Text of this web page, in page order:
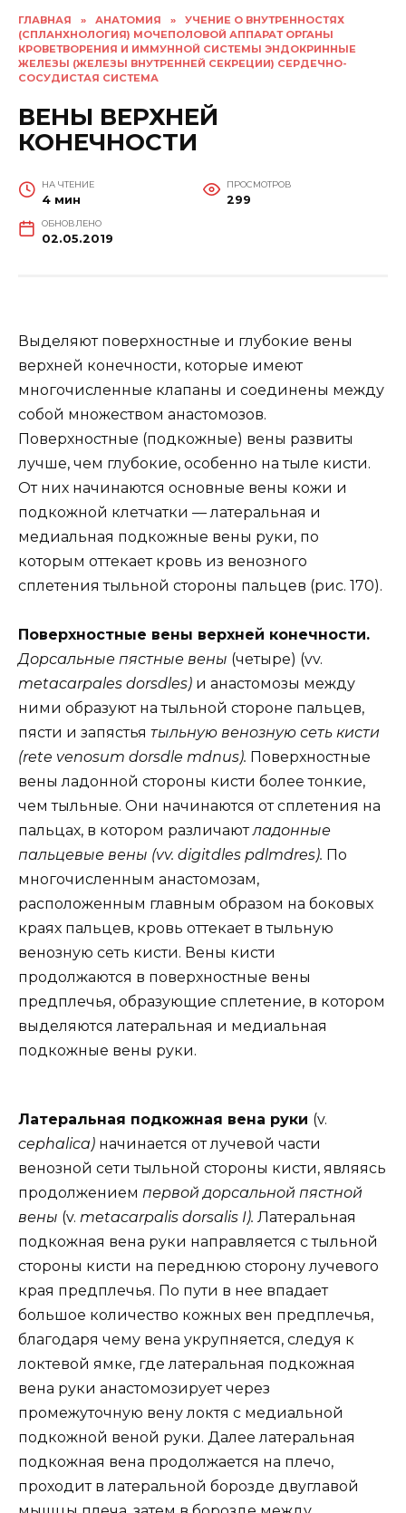
ГЛАВНАЯ » АНАТОМИЯ »
УЧЕНИЕ О ВНУТРЕННОСТЯХ
(СПЛАНХНОЛОГИЯ) МОЧЕПОЛОВОЙ АППАРАТ ОРГАНЫ
КРОВЕТВОРЕНИЯ И ИММУННОЙ СИСТЕМЫ ЭНДОКРИННЫЕ
ЖЕЛЕЗЫ (ЖЕЛЕЗЫ ВНУТРЕННЕЙ СЕКРЕЦИИ) СЕРДЕЧНО-
СОСУДИСТАЯ СИСТЕМА
ВЕНЫ ВЕРХНЕЙ
КОНЕЧНОСТИ
НА ЧТЕНИЕ
4 мин
ПРОСМОТРОВ
299
ОБНОВЛЕНО
02.05.2019
Выделяют поверхностные и глубокие вены
верхней конечности, которые имеют
многочисленные клапаны и соединены между
собой множеством анастомозов.
Поверхностные (подкожные) вены развиты
лучше, чем глубокие, особенно на тыле кисти.
От них начинаются основные вены кожи и
подкожной клетчатки — латеральная и
медиальная подкожные вены руки, по
которым оттекает кровь из венозного
сплетения тыльной стороны пальцев (рис. 170).
Поверхностные вены верхней конечности.
Дорсальные пястные вены (четыре) (vv.
metacarpales dorsdles) и анастомозы между
ними образуют на тыльной стороне пальцев,
пясти и запястья тыльную венозную сеть кисти
(rete venosum dorsdle mdnus). Поверхностные
вены ладонной стороны кисти более тонкие,
чем тыльные. Они начинаются от сплетения на
пальцах, в котором различаютладонные
пальцевые вены (vv. digitdles pdlmdres). По
многочисленным анастомозам,
расположенным главным образом на боковых
краях пальцев, кровь оттекает в тыльную
венозную сеть кисти. Вены кисти
продолжаются в поверхностные вены
предплечья, образующие сплетение, в котором
выделяются латеральная и медиальная
подкожные вены руки.
Латеральная подкожная вена руки (v.
cephalica) начинается от лучевой части
венозной сети тыльной стороны кисти, являясь
продолжением первой дорсальной пястной
вены (v. metacarpalis dorsalis I). Латеральная
подкожная вена руки направляется с тыльной
стороны кисти на переднюю сторону лучевого
края предплечья. По пути в нее впадает
большое количество кожных вен предплечья,
благодаря чему вена укрупняется, следуя к
локтевой ямке, где латеральная подкожная
вена руки анастомозирует через
промежуточную вену локтя с медиальной
подкожной веной руки. Далее латеральная
подкожная вена продолжается на плечо,
проходит в латеральной борозде двуглавой